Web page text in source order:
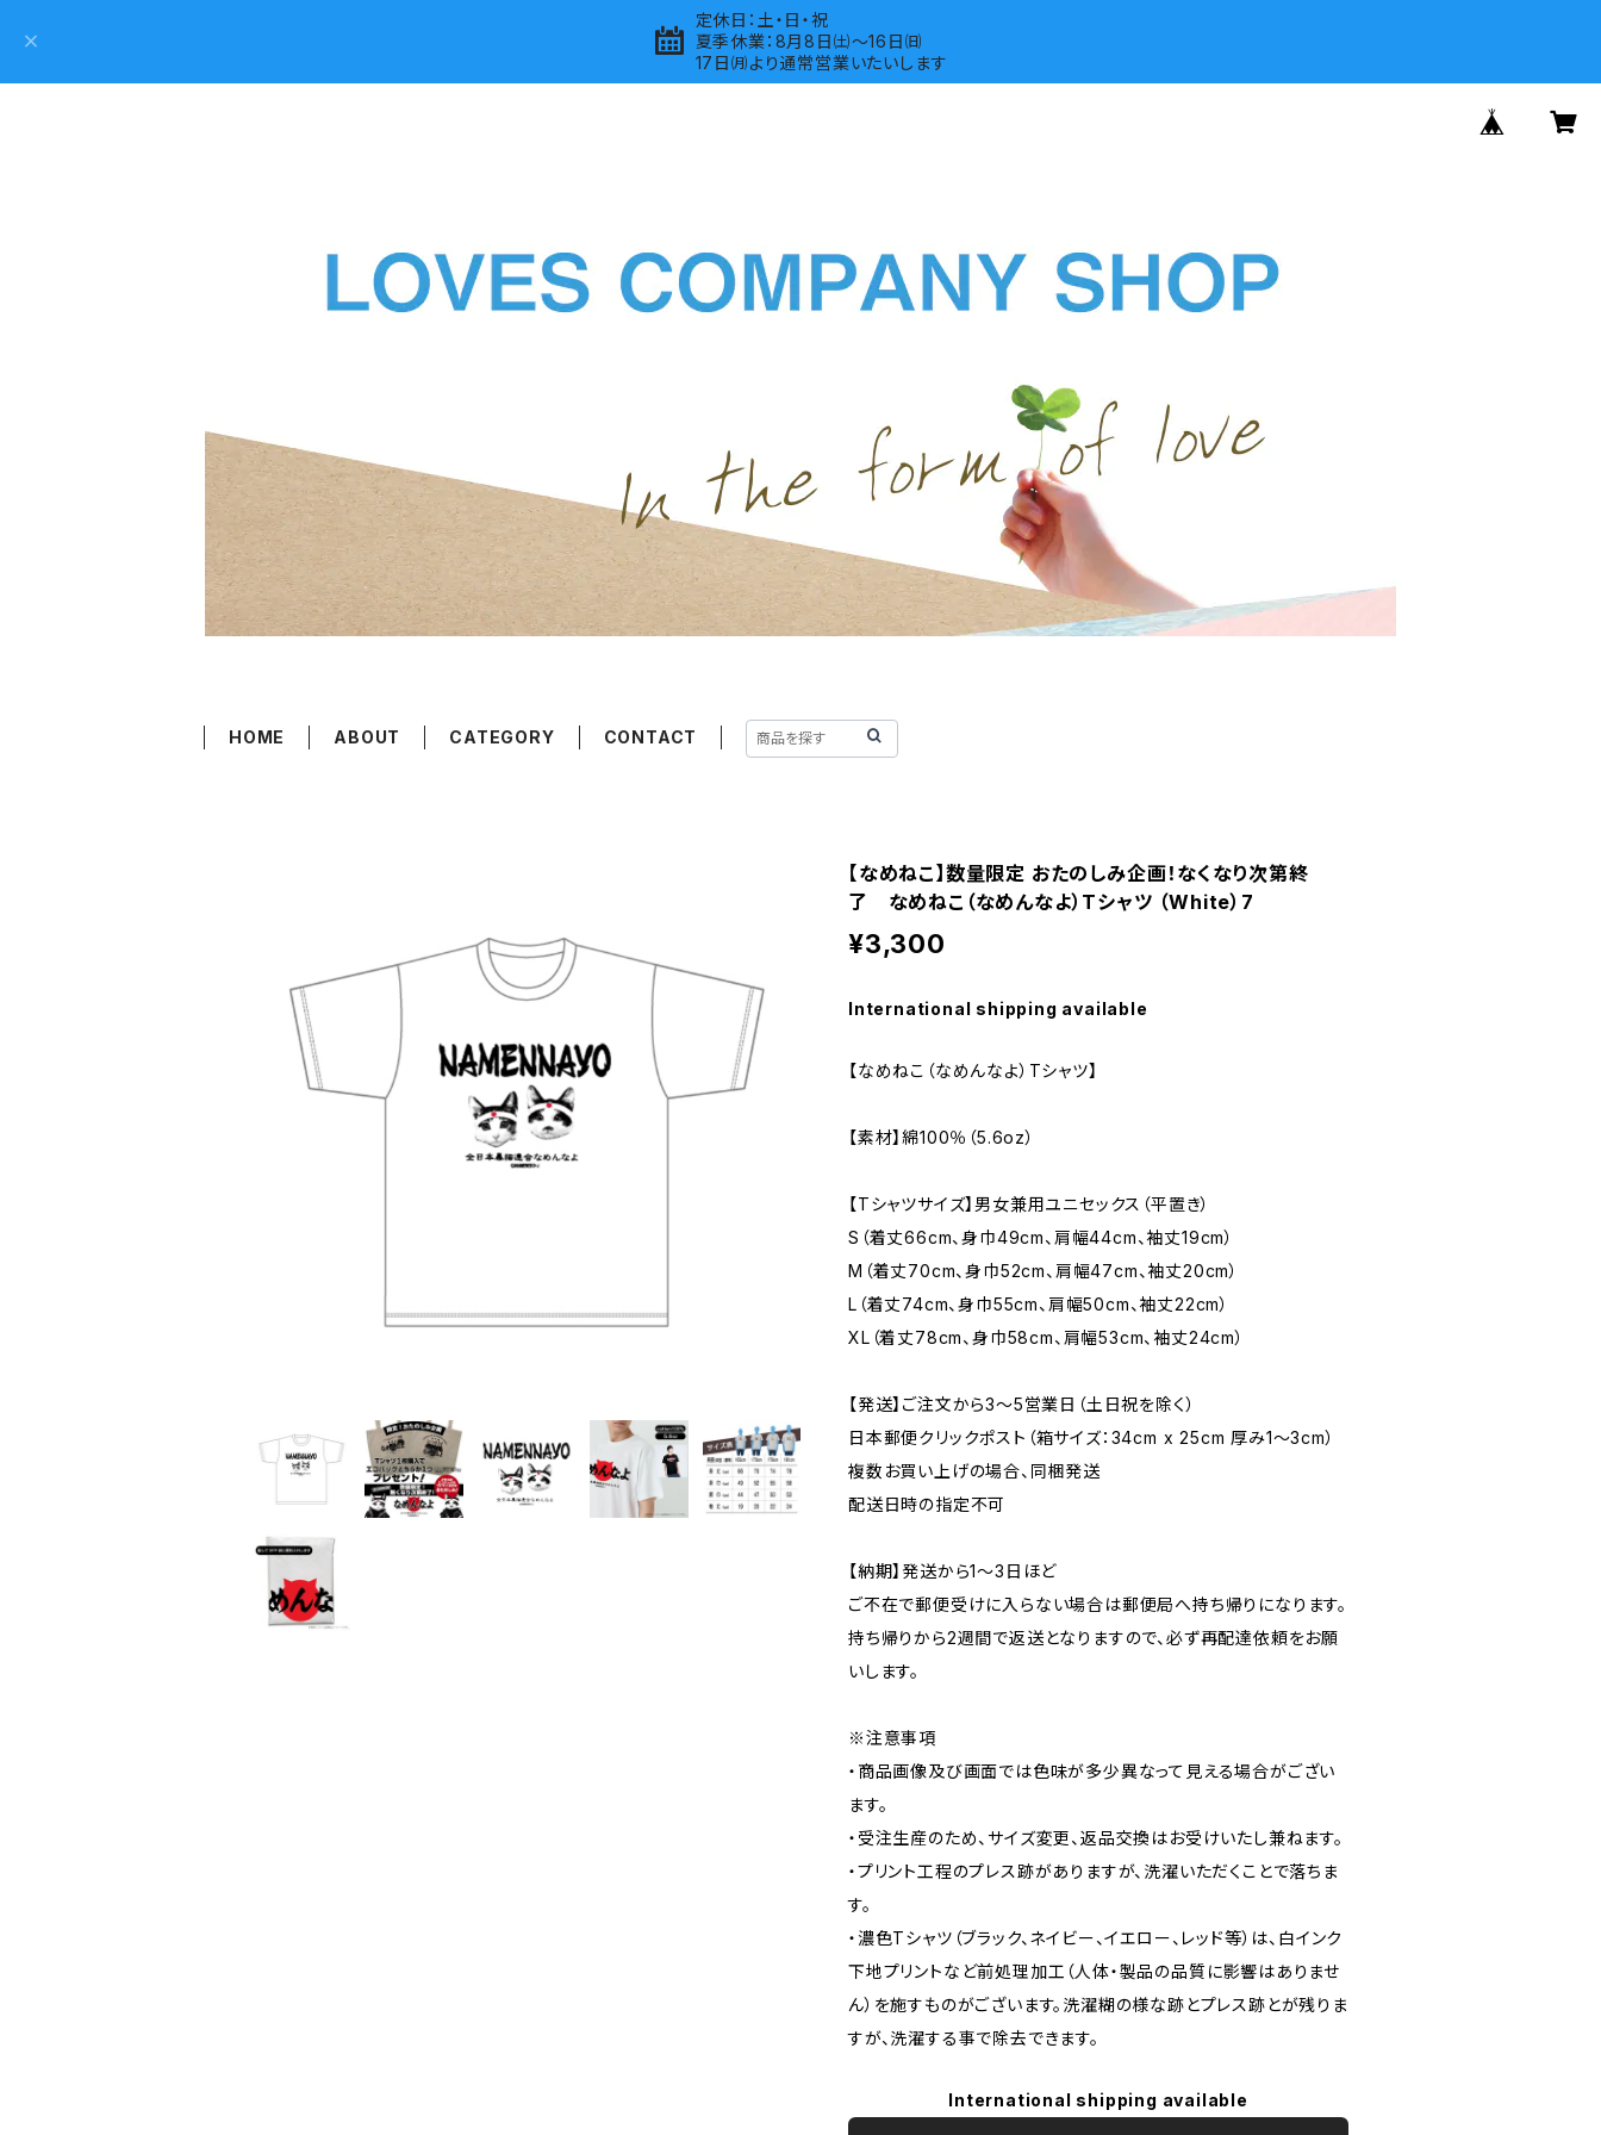
定休日：土・日・祝
夏季休業：8月8日㈯～16日㈰
17日㈪より通常営業いたいします
HOME ABOUT CATEGORY CONTACT
【なめねこ】数量限定 おたのしみ企画！なくなり次第終
了 なめねこ（なめんなよ）Tシャツ （White）7
¥3,300
International shipping available
【なめねこ（なめんなよ）Tシャツ】
【素材】綿100％（5.6oz）
【Tシャツサイズ】男女兼用ユニセックス（平置き）
S（着丈66cm、身巾49cm、肩幅44cm、袖丈19cm）
M（着丈70cm、身巾52cm、肩幅47cm、袖丈20cm）
L（着丈74cm、身巾55cm、肩幅50cm、袖丈22cm）
XL（着丈78cm、身巾58cm、肩幅53cm、袖丈24cm）
【発送】ご注文から3〜5営業日（土日祝を除く）
日本郵便クリックポスト（箱サイズ：34cm x 25cm 厚み1〜3cm）
複数お買い上げの場合、同梱発送
配送日時の指定不可
【納期】発送から1〜3日ほど
ご不在で郵便受けに入らない場合は郵便局へ持ち帰りになります。
持ち帰りから2週間で返送となりますので、必ず再配達依頼をお願
いします。
※注意事項
・商品画像及び画面では色味が多少異なって見える場合がござい
ます。
・受注生産のため、サイズ変更、返品交換はお受けいたし兼ねます。
・プリント工程のプレス跡がありますが、洗濯いただくことで落ちま
す。
・濃色Tシャツ（ブラック、ネイビー、イエロー、レッド等）は、白インク
下地プリントなど前処理加工（人体・製品の品質に影響はありませ
ん）を施すものがございます。洗濯糊の様な跡とプレス跡とが残りま
すが、洗濯する事で除去できます。
International shipping available